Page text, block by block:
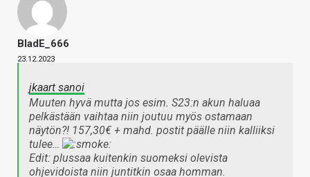
BladE_666
23.12.2023
jkaart sanoi
Muuten hyvä mutta jos esim. S23:n akun haluaa
pelkästään vaihtaa niin joutuu myös ostamaan
näytön?! 157,30€ + mahd. postit päälle niin kalliiksi
tulee…
Edit: plussaa kuitenkin suomeksi olevista
ohjevidoista niin juntitkin osaa homman.